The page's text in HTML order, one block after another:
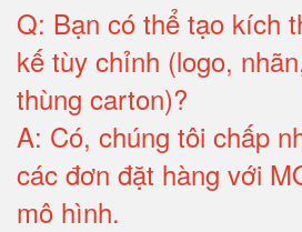
Q: Bạn có thể tạo kích
kế tùy chỉnh (logo,
thùng carton)?
A: Có, chúng tôi chấp
các đơn đặt hàng với
mô hình.